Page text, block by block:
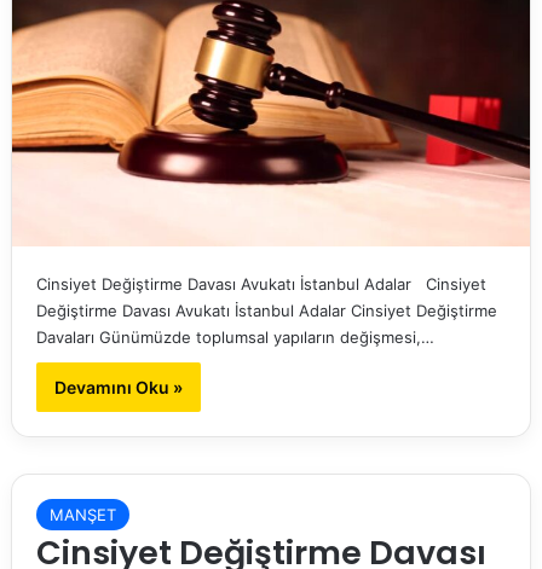
Cinsiyet Değiştirme Davası Avukatı İstanbul Adalar Cinsiyet
Değiştirme Davası Avukatı İstanbul Adalar Cinsiyet Değiştirme
Davaları Günümüzde toplumsal yapıların değişmesi,…
Devamını Oku »
MANŞET
Cinsiyet Değiştirme Davası